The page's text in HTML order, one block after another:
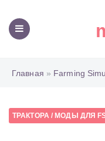
Главная » Farming
ТРАКТОРА/ МОДЫ ДЛЯ